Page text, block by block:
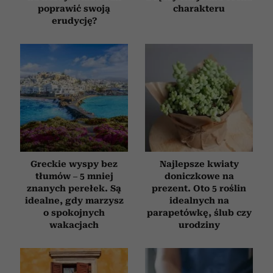
poprawić swoją
erudycję?
charakteru
Greckie wyspy bez
tłumów – 5 mniej
znanych perełek. Są
idealne, gdy marzysz
o spokojnych
wakacjach
Najlepsze kwiaty
doniczkowe na
prezent. Oto 5 roślin
idealnych na
parapetówkę, ślub czy
urodziny